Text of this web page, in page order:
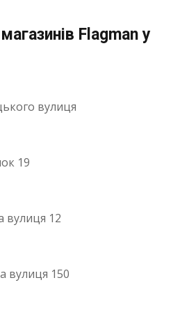
Flagman у
вулиця
19
вулиця 12
вулиця 150